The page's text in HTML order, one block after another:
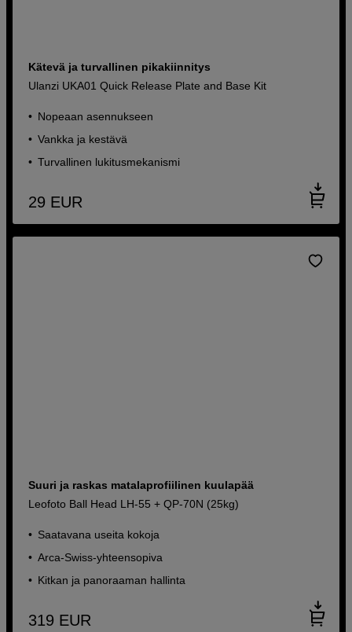
Kätevä ja turvallinen pikakiinnitys
Ulanzi UKA01 Quick Release Plate and Base Kit
Nopeaan asennukseen
Vankka ja kestävä
Turvallinen lukitusmekanismi
29 EUR
Suuri ja raskas matalaprofiilinen kuulapää
Leofoto Ball Head LH-55 + QP-70N (25kg)
Saatavana useita kokoja
Arca-Swiss-yhteensopiva
Kitkan ja panoraaman hallinta
319 EUR